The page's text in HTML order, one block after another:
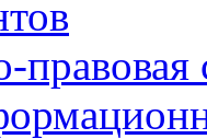
правовая